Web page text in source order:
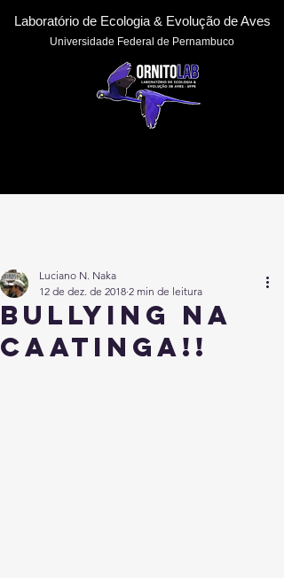
Laboratório de Ecologia & Evolução de Aves
Universidade Federal de Pernambuco
Bullying na
Caatinga!!
Luciano N. Naka
12 de dez. de 2018 2 min de leitura